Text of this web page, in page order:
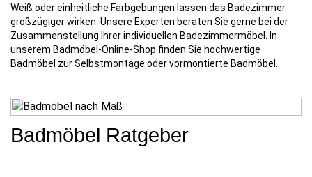
Weiß oder einheitliche Farbgebungen lassen das Badezimmer
großzügiger wirken. Unsere Experten beraten Sie gerne bei der
Zusammenstellung Ihrer individuellen Badezimmermöbel. In
unserem Badmöbel-Online-Shop finden Sie hochwertige
Badmöbel zur Selbstmontage oder vormontierte Badmöbel.
Badmöbel Ratgeber